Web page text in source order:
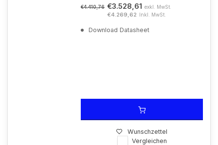
€4.410,76 €3.528,61 exkl. MwSt.
€4.269,62 Inkl. MwSt.
Download Datasheet
Wunschzettel
Vergleichen